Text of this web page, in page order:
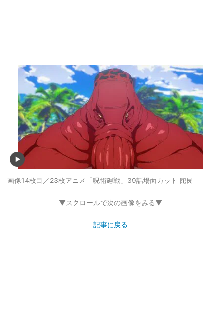
画像14枚目／23枚アニメ「呪術廻戦」39話場面カット 陀艮
▼スクロールで次の画像をみる▼
記事に戻る